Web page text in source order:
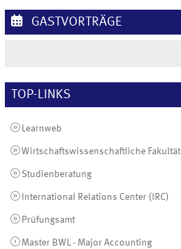
GASTVORTRÄGE
TOP-LINKS
Learnweb
Wirtschaftswissenschaftliche Fakultät
Studienberatung
International Relations Center (IRC)
Prüfungsamt
Master BWL - Major Accounting